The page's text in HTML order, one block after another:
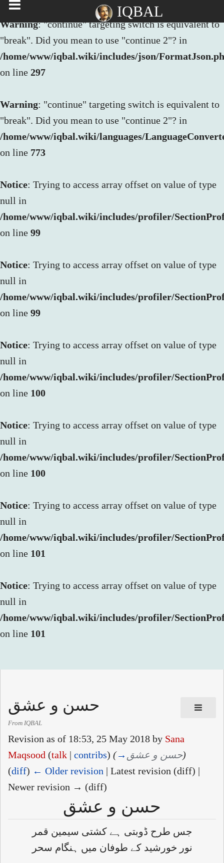
Warning: "continue" targeting switch is equivalent to
"break". Did you mean to use "continue 2"? in
/home/www/iqbal.wiki/includes/json/
on line 297
Warning: "continue" targeting switch is equivalent to
"break". Did you mean to use "continue 2"? in
/home/www/iqbal.wiki/languages/
on line 773
Notice: Trying to access array offset on value of type
null in
/home/www/iqbal.wiki/includes/profiler/
on line 99
Notice: Trying to access array offset on value of type
null in
/home/www/iqbal.wiki/includes/profiler/
on line 99
Notice: Trying to access array offset on value of type
null in
/home/www/iqbal.wiki/includes/profiler/
on line 100
Notice: Trying to access array offset on value of type
null in
/home/www/iqbal.wiki/includes/profiler/
on line 100
Notice: Trying to access array offset on value of type
null in
/home/www/iqbal.wiki/includes/profiler/
on line 101
Notice: Trying to access array offset on value of type
null in
/home/www/iqbal.wiki/includes/profiler/
on line 101
IQBAL
حسن و عشق
From IQBAL
Revision as of 18:53, 25 May 2018 by Sana
Maqsood (talk | contribs) (→ حسن و عشق)
(diff) ← Older revision | Latest revision (diff) |
Newer revision → (diff)
حسن و عشق
جس طرح ڈوبتی ہے کشتی سیمین قمر
نور خورشید کے طوفان میں ہنگام سحر